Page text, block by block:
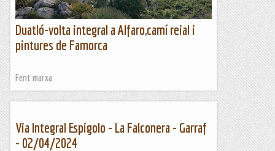
Duatló-volta integral a Alfaro,camí reial i
pintures de Famorca
Fent marxa
Via Integral Espigolo - La Falconera - Garraf
- 02/04/2024